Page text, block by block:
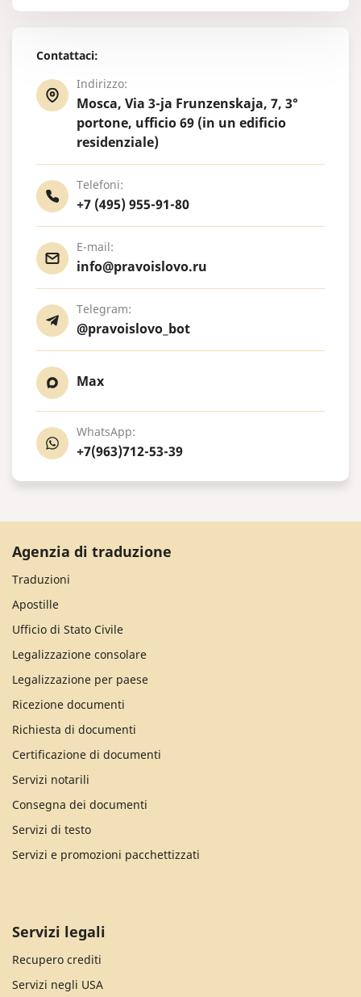
Contattaci:
Indirizzo:
Mosca, Via 3-ja Frunzenskaja, 7, 3°
portone, ufficio 69 (in un edificio
residenziale)
Telefoni:
+7 (495) 955-91-80
E-mail:
info@pravoislovo.ru
Telegram:
@pravoislovo_bot
Max
WhatsApp:
+7(963)712-53-39
Agenzia di traduzione
Traduzioni
Apostille
Ufficio di Stato Civile
Legalizzazione consolare
Legalizzazione per paese
Ricezione documenti
Richiesta di documenti
Certificazione di documenti
Servizi notarili
Consegna dei documenti
Servizi di testo
Servizi e promozioni pacchettizzati
Servizi legali
Recupero crediti
Servizi negli USA